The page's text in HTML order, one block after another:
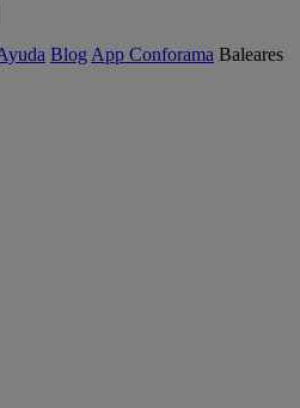
Blog App Conforama Baleares